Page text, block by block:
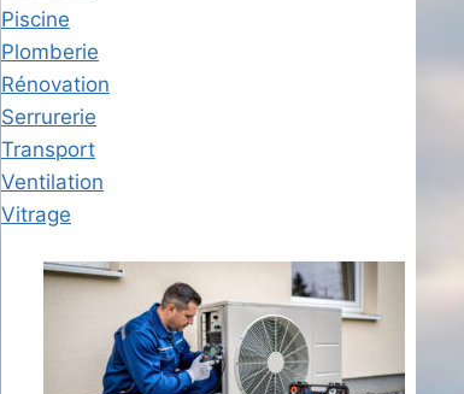
Piscine
Plomberie
Rénovation
Serrurerie
Transport
Ventilation
Vitrage